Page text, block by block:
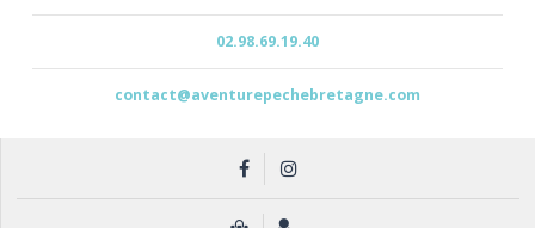
02.98.69.19.40
contact@aventurepechebretagne.com